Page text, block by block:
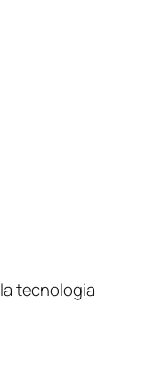
tecnologia